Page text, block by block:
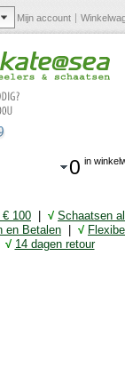
Mijn account
0 in
100 √ Schaatsen
en Betalen √
√ 14 dagen retour